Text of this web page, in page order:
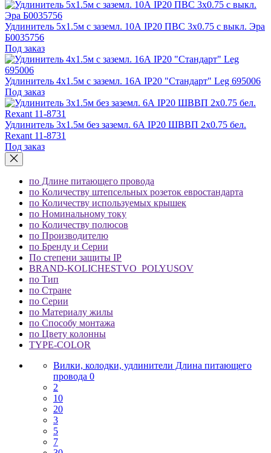
Удлинитель 5х1.5м с заземл. 10А IP20 ПВС 3х0.75 с выкл. Эра
Б0035756
Под заказ
Удлинитель 4х1.5м с заземл. 16А IP20 "Стандарт" Leg 695006
Под заказ
Удлинитель 3х1.5м без заземл. 6А IP20 ШВВП 2х0.75 бел.
Rexant 11-8731
Под заказ
по Длине питающего провода
по Количеству штепсельных розеток евростандарта
по Количеству используемых крышек
по Номинальному току
по Количеству полюсов
по Производителю
по Бренду и Серии
По степени защиты IP
BRAND-KOLICHESTVO_POLYUSOV
по Тип
по Стране
по Серии
по Материалу жилы
по Способу монтажа
по Цвету колонны
TYPE-COLOR
Вилки, колодки, удлинители Длина питающего
провода 0
2
10
20
3
5
7